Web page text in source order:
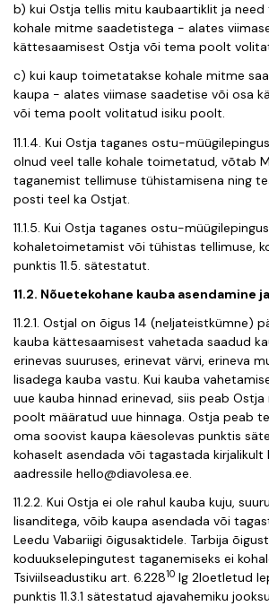
b) kui Ostja tellis mitu kaubaartiklit ja
kohale mitme saadetistega - alates
kättesaamisest Ostja või tema poolt
c) kui kaup toimetatakse kohale mitme
kaupa - alates viimase saadetise või osa
või tema poolt volitatud isiku poolt.
11.1.4. Kui Ostja taganes ostu-
olnud veel talle kohale toimetatud, võtab
taganemist tellimuse tühistamisena ning
posti teel ka Ostjat.
11.1.5. Kui Ostja taganes ostu-
kohaletoimetamist või tühistas tellimuse,
punktis 11.5. sätestatut.
11.2. Nõuetekohane kauba asendamine
11.2.1. Ostjal on õigus 14 (neljateistkümne)
kauba kättesaamisest vahetada saadud
erinevas suuruses, erinevat värvi, erineva
lisadega kauba vastu. Kui kauba
uue kauba hinnad erinevad, siis peab
poolt määratud uue hinnaga. Ostja peab
oma soovist kaupa käesolevas punktis
kohaselt asendada või tagastada
aadressile hello@diavolesa.ee.
11.2.2. Kui Ostja ei ole rahul kauba kuju,
lisanditega, võib kaupa asendada või
Leedu Vabariigi õigusaktidele. Tarbija
koduukselepingutest taganemiseks ei
Tsiviilseadustiku art. 6.22810 lg 2loetletud
punktis 11.3.1 sätestatud ajavahemiku